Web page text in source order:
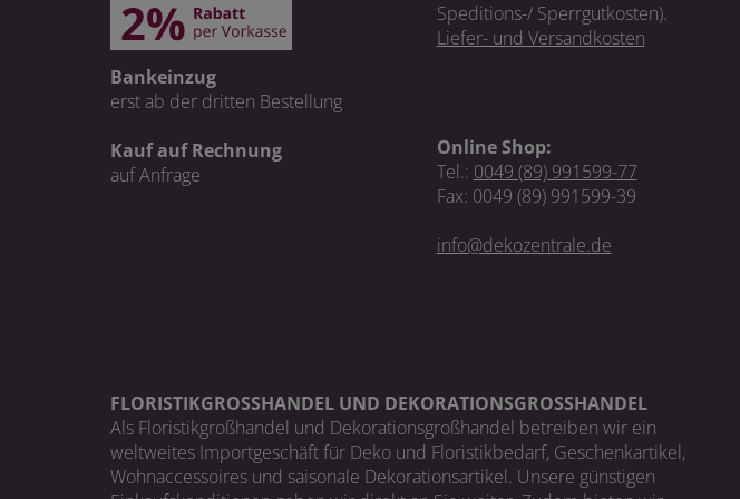
Bankeinzug
erst ab der dritten Bestellung
Kauf auf Rechnung
auf Anfrage
Speditions-/ Sperrgutkosten).
Liefer- und Versandkosten
Online Shop:
Tel.: 0049 (89) 991599-77
Fax: 0049 (89) 991599-39
info@dekozentrale.de
FLORISTIKGROSSHANDEL UND DEKORATIONSGROSSHANDEL
Als Floristikgroßhandel und Dekorationsgroßhandel betreiben wir ein
weltweites Importgeschäft für Deko und Floristikbedarf, Geschenkartikel,
Wohnaccessoires und saisonale Dekorationsartikel. Unsere günstigen